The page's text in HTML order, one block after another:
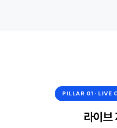
PILLAR 01 · LIVE
라이브